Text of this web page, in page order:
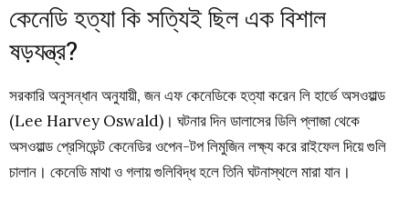
কেনেডি হত্যা কি সত্যিই ছিল এক বিশাল
ষড়যন্ত্র?
সরকারি অনুসন্ধান অনুযায়ী, জন এফ কেনেডিকে হত্যা করেন লি হার্ভে অসওয়াল্ড
(Lee Harvey Oswald)। ঘটনার দিন ডালাসের ডিলি প্লাজা থেকে
অসওয়াল্ড প্রেসিডেন্ট কেনেডির ওপেন-টপ লিমুজিন লক্ষ্য করে রাইফেল দিয়ে গুলি
চালান। কেনেডি মাথা ও গলায় গুলিবিদ্ধ হলে তিনি ঘটনাস্থলে মারা যান।